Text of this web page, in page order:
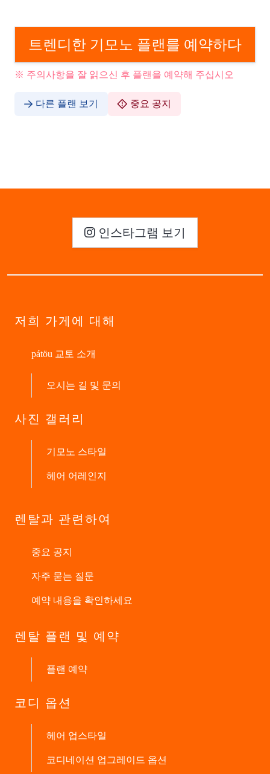
트렌디한 기모노 플랜를 예약하다
※ 주의사항을 잘 읽으신 후 플랜을 예약해 주십시오
다른 플랜 보기 중요 공지
인스타그램 보기
저희 가게에 대해
pátöu 교토 소개
오시는 길 및 문의
사진 갤러리
기모노 스타일
헤어 어레인지
렌탈과 관련하여
중요 공지
자주 묻는 질문
예약 내용을 확인하세요
렌탈 플랜 및 예약
플랜 예약
코디 옵션
헤어 업스타일
코디네이션 업그레이드 옵션